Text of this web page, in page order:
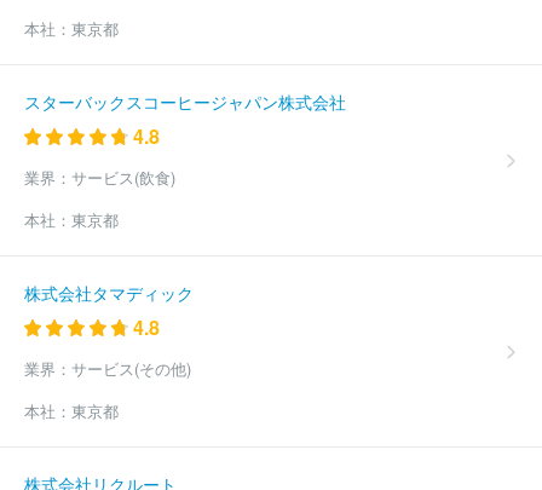
京ＹＭＣＡ
自動車株式会社
株式会社やさしい手
ヒューマンライフケア株式
ＲＥＷ
株式会社ケアサービス 株式会社ニチイケアパレス
会社ハーフ・センチュリー・モア
社会福祉法人
横浜共生会
株式会社リエイケア
式会社学研ココファン
株式会社長谷工シニアウェルデザイン
株式会社やまねメディカル
全国健康保険協会
株式会社ベネッセスタイルケア
ス
株式会社ハーベスト
ーズ
社会福祉法人草加福祉会
ユースタイ
件)
本社： 東京都
スターバックスコーヒージャパン株式会社
4.8
業界： サービス(飲食)
本社： 東京都
株式会社タマディック
4.8
業界： サービス(その他)
本社： 東京都
株式会社リクルート